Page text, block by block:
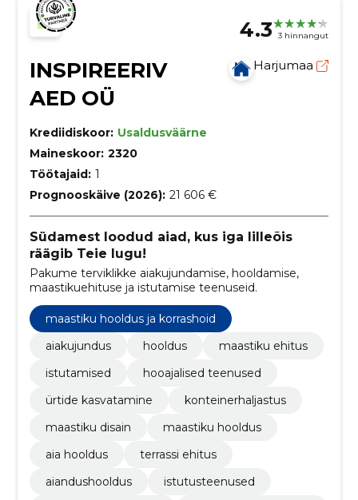
4.3 3 hinnangut
INSPIREERIV
AED OÜ
Harjumaa
Krediidiskoor: Usaldusväärne
Maineskoor: 2320
Töötajaid: 1
Prognooskäive (2026): 21 606 €
Südamest loodud aiad, kus iga lilleõis
räägib Teie lugu!
Pakume terviklikke aiakujundamise, hooldamise,
maastikuehituse ja istutamise teenuseid.
maastiku hooldus ja korrashoid
aiakujundus
hooldus
maastiku ehitus
istutamised
hooajalised teenused
ürtide kasvatamine
konteinerhaljastus
maastiku disain
maastiku hooldus
aia hooldus
terrassi ehitus
aiandushooldus
istutusteenused